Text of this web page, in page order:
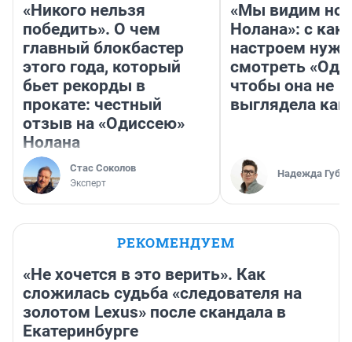
«Никого нельзя
победить». О чем
главный блокбастер
этого года, который
бьет рекорды в
прокате: честный
отзыв на «Одиссею»
Нолана
Стас Соколов
Эксперт
«Мы видим
Нолана»: с
настроем
смотреть
чтобы она не
выглядела как
Надежда
РЕКОМЕНДУЕМ
«Не хочется в это верить». Как
сложилась судьба «следователя на
золотом Lexus» после скандала в
Екатеринбурге